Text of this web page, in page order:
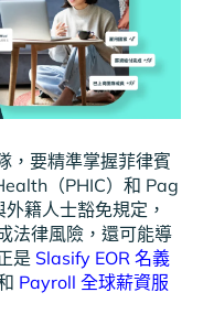
，要精準掌握菲律賓
（PHIC）和 Pag
籍人士豁免規定，
法律風險，還可能導
是 Slasify EOR 名義
Payroll 全球薪資服